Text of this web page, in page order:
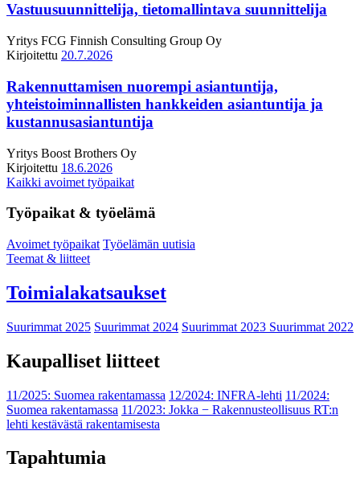
Vastuusuunnittelija, tietomallintava suunnittelija
Yritys FCG Finnish Consulting Group Oy
Kirjoitettu 20.7.2026
Rakennuttamisen nuorempi asiantuntija,
yhteistoiminnallisten hankkeiden asiantuntija ja
kustannusasiantuntija
Yritys Boost Brothers Oy
Kirjoitettu 18.6.2026
Kaikki avoimet työpaikat
Työpaikat & työelämä
Avoimet työpaikat Työelämän uutisia
Teemat & liitteet
Toimialakatsaukset
Suurimmat 2025 Suurimmat 2024 Suurimmat 2023 Suurimmat 2022
Kaupalliset liitteet
11/2025: Suomea rakentamassa 12/2024: INFRA-lehti 11/2024:
Suomea rakentamassa 11/2023: Jokka − Rakennusteollisuus RT:n
lehti kestävästä rakentamisesta
Tapahtumia